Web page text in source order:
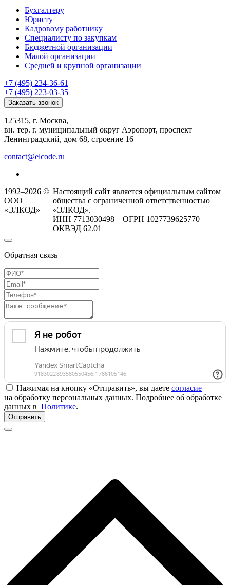
Бухгалтеру
Юристу
Кадровому работнику
Специалисту по закупкам
Бюджетной организации
Малой организации
Средней и крупной организации
+7 (495) 234-36-61
+7 (495) 223-03-35
Заказать звонок
125315, г. Москва,
вн. тер. г. муниципальный округ Аэропорт, проспект
Ленинградский, дом 68, строение 16
contact@elcode.ru
1992–2026 ©
ООО
«ЭЛКОД»
Настоящий сайт является официальным сайтом
общества с ограниченной ответственностью
«ЭЛКОД».
ИНН 7713030498 ОГРН 1027739625770
ОКВЭД 62.01
Обратная связь
Нажимая на кнопку «Отправить», вы даете согласие
на обработку персональных данных. Подробнее об обработке
данных в Политике.
Отправить